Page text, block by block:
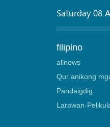
Saturday 08
filipino
allnews
Qur’anikong
Pandaigdig
Larawan-